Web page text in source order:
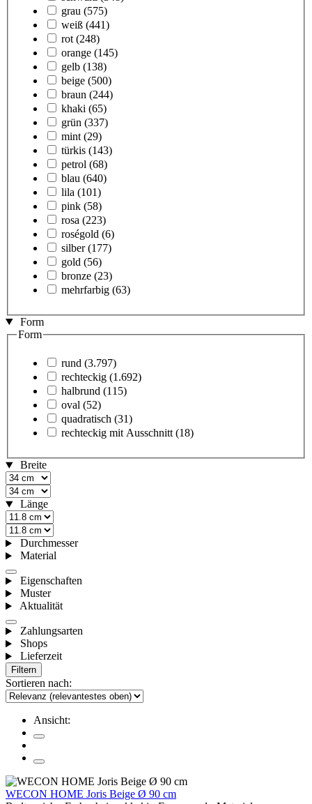
grau (575)
weiß (441)
rot (248)
orange (145)
gelb (138)
beige (500)
braun (244)
khaki (65)
grün (337)
mint (29)
türkis (143)
petrol (68)
blau (640)
lila (101)
pink (58)
rosa (223)
roségold (6)
silber (177)
gold (56)
bronze (23)
mehrfarbig (63)
Form
Form
rund (3.797)
rechteckig (1.692)
halbrund (115)
oval (52)
quadratisch (31)
rechteckig mit Ausschnitt (18)
Breite
Länge
Durchmesser
Material
Eigenschaften
Muster
Aktualität
Zahlungsarten
Shops
Lieferzeit
Filtern
Sortieren nach:
Ansicht:
WECON HOME Joris Beige Ø 90 cm